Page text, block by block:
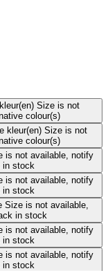
Size is not
colour(s)
kleur(en) Size is not
colour(s)
is not available, notify
in stock
is not available, notify
in stock
Size is not available,
in stock
is not available, notify
in stock
is not available, notify
in stock